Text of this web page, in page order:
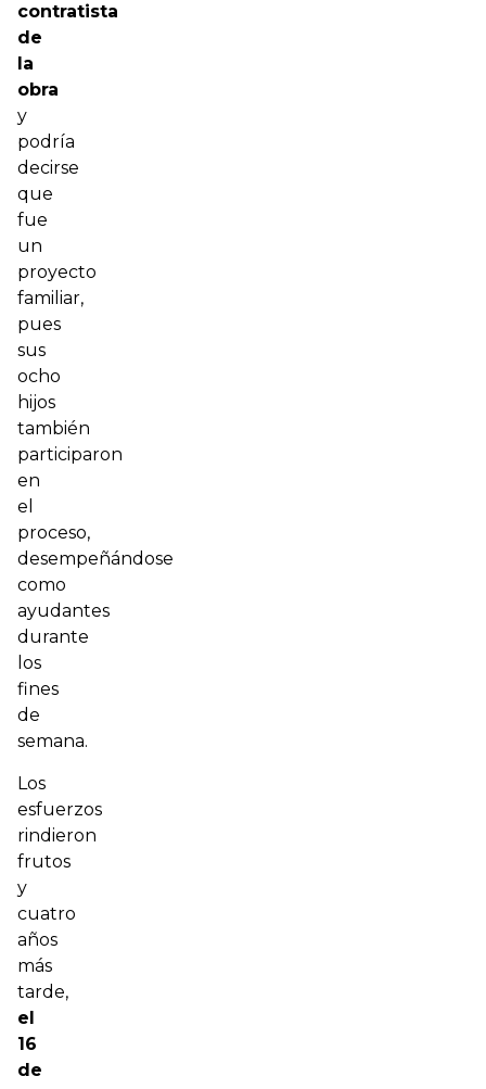
contratista
de
la
obra
y
podría
decirse
que
fue
un
proyecto
familiar,
pues
sus
ocho
hijos
también
participaron
en
el
proceso,
desempeñándose
como
ayudantes
durante
los
fines
de
semana.
Los
esfuerzos
rindieron
frutos
y
cuatro
años
más
tarde,
el
16
de